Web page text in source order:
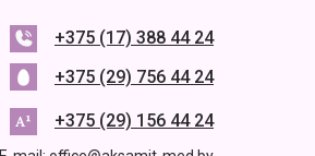
+375 (17) 388 44 24
+375 (29) 756 44 24
+375 (29) 156 44 24